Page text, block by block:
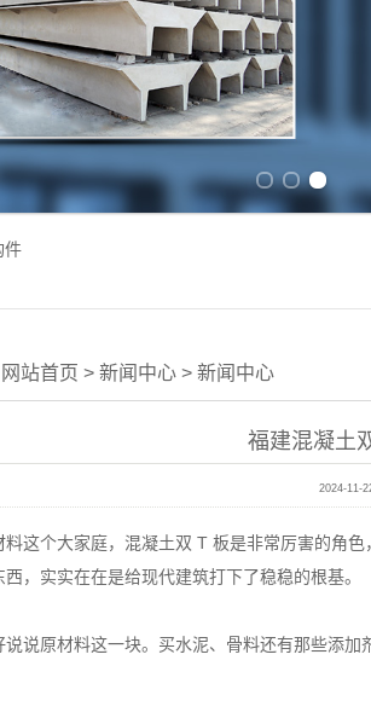
件
网站首页 > 新闻中心 > 新闻中心
福建混凝土
2024-11-
个大家庭，混凝土双 T 板是非常厉害的角色
，实实在在是给现代建筑打下了稳稳的根基。
原材料这一块。买水泥、骨料还有那些添加